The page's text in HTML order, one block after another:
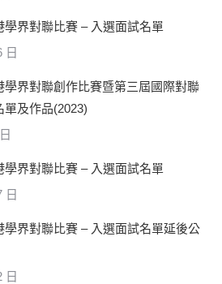
學界對聯比賽 – 入選面試名單
日
學界對聯創作比賽暨第三屆國際對聯
及作品(2023)
學界對聯比賽 – 入選面試名單
日
學界對聯比賽 – 入選面試名單延後公
日